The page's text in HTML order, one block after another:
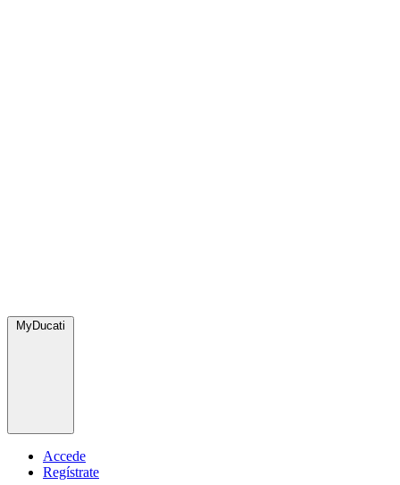
MyDucati
Accede
Regístrate